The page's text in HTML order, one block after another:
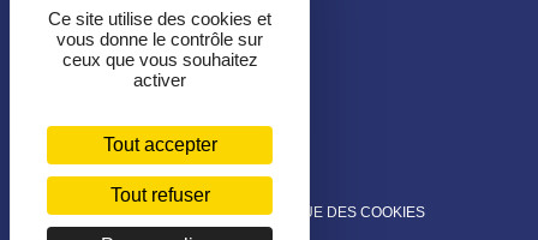
NOS MISSIONS
NOTRE ORGANISATION
NOS PARTENAIRES
MARCHÉS PUBLICS
LES OFFRES D’EMPLOIS
MENTIONS LÉGALES POLITIQUE DES COOKIES
Ce site utilise des cookies et
vous donne le contrôle sur
ceux que vous souhaitez
activer
Tout accepter
Tout refuser